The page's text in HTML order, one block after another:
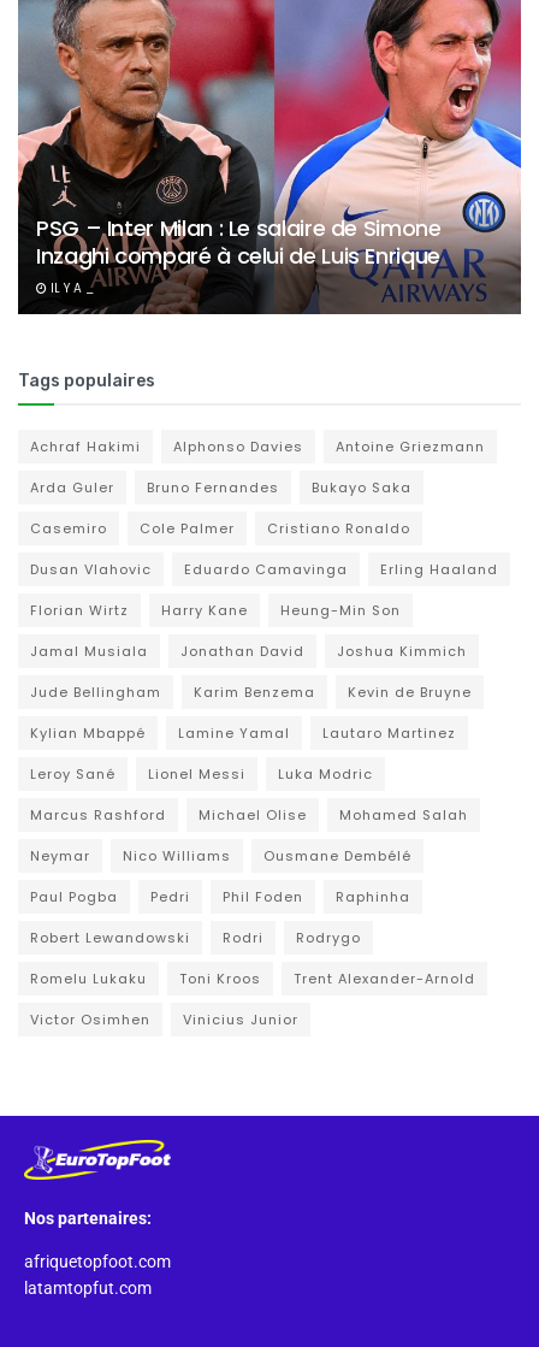
PSG – Inter Milan : Le salaire de Simone
Inzaghi comparé à celui de Luis Enrique
IL Y A _
Tags populaires
Achraf Hakimi Alphonso Davies Antoine Griezmann
Arda Guler Bruno Fernandes Bukayo Saka
Casemiro Cole Palmer Cristiano Ronaldo
Dusan Vlahovic Eduardo Camavinga Erling Haaland
Florian Wirtz Harry Kane Heung-Min Son
Jamal Musiala Jonathan David Joshua Kimmich
Jude Bellingham Karim Benzema Kevin de Bruyne
Kylian Mbappé Lamine Yamal Lautaro Martinez
Leroy Sané Lionel Messi Luka Modric
Marcus Rashford Michael Olise Mohamed Salah
Neymar Nico Williams Ousmane Dembélé
Paul Pogba Pedri Phil Foden Raphinha
Robert Lewandowski Rodri Rodrygo
Romelu Lukaku Toni Kroos Trent Alexander-Arnold
Victor Osimhen Vinicius Junior
Nos partenaires:
afriquetopfoot.com
latamtopfut.com